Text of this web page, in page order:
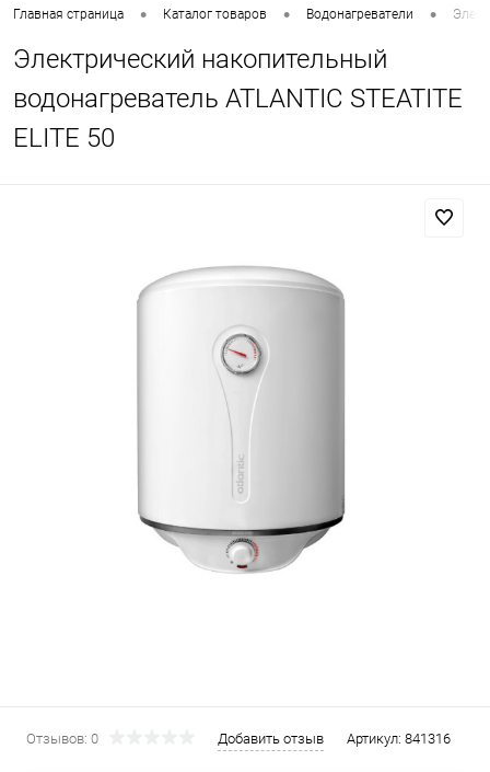
Главная страница • Каталог товаров • Водонагреватели •
Электрический накопительный
водонагреватель ATLANTIC STEATITE
ELITE 50
Отзывов: 0 Добавить отзыв Артикул: 841316